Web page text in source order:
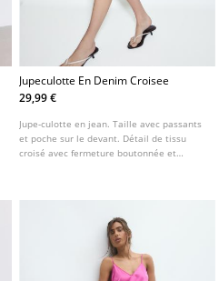
Jupeculotte En Denim Croisee
29,99 €
Jupe-culotte en jean. Taille avec passants
et poche sur le devant. Détail de tissu
croisé avec fermeture boutonnée et